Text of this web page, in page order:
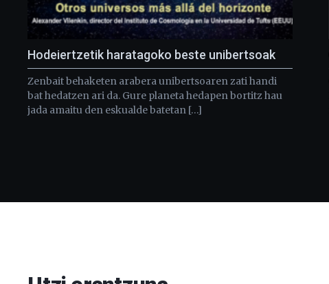
Hodeiertzetik haratagoko beste unibertsoak
Zenbait behaketen arabera unibertsoaren zati handi
bat hedatzen ari da. Gure planeta hedapen bortitz hau
jada amaitu den eskualde batetan […]